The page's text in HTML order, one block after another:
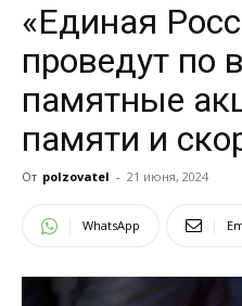
«Единая
проведут по
памятные
памяти и
От polzovatel - 21 июня, 2024
WhatsApp